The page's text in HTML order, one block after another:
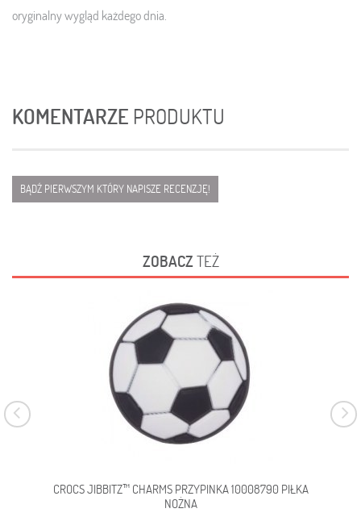
oryginalny wygląd każdego dnia.
KOMENTARZE PRODUKTU
BĄDŹ PIERWSZYM KTÓRY NAPISZE RECENZJĘ!
ZOBACZTEŻ
CROCS JIBBITZ™ CHARMS PRZYPINKA 10008790 PIŁKA
NOŻNA